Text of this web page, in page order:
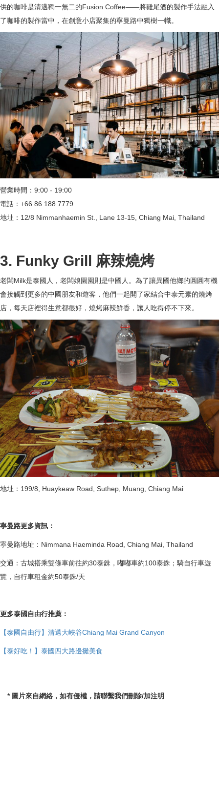
供的咖啡是清邁獨一無二的Fusion Coffee——將雞尾酒的製作手法融入
了咖啡的製作當中，在創意小店聚集的寧曼路中獨樹一幟。
營業時間：9:00 - 19:00
電話：+66 86 188 7779
地址：12/8 Nimmanhaemin St., Lane 13-15, Chiang Mai, Thailand
3. Funky Grill 麻辣燒烤
老闆Milk是泰國人，老闆娘園園則是中國人。為了讓異國他鄉的圓圓有機
會接觸到更多的中國朋友和遊客，他們一起開了家結合中泰元素的燒烤
店，每天店裡得生意都很好，燒烤麻辣鮮香，讓人吃得停不下來。
地址：199/8, Huaykeaw Road, Suthep, Muang, Chiang Mai
寧曼路​更多資訊：
寧曼路地址：Nimmana Haeminda Road, Chiang Mai, Thailand
交通：古城搭乘雙條車前往約30泰銖，嘟嘟車約100泰銖；騎自行車遊
覽，自行車租金約50泰銖/天
更多泰國自由行推薦：
【泰國自由行】清邁大峽谷Chiang Mai Grand Canyon
【泰好吃！】泰國四大路邊攤美食
* 圖片來自網絡，如有侵權，請聯繫我們刪除/加注明